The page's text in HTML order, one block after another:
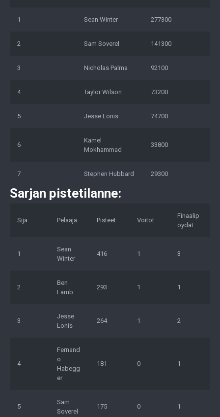
1 Sean Winter 277300
2 Sam Soverel 141300
3 Nicholas Palma 92100
4 Taylor Wilson 73200
5 Jesse Lonis 74700
6
Kamel
Mokhammad
33800
7 Stephen Hubbard 29300
Sarjan pistetilanne:
Sija Pelaaja Pisteet Voitot
Finaalip
öydät
1
Sean
Winter
416 1 3
2
Ben
Lamb
293 1 1
3
Jesse
Lonis
264 1 2
4
Fernand
o
Habegg
er
181 0 1
5
Sam
Soverel
175 0 1